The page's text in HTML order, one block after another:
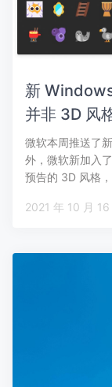
新
并非 3D 风
微软本周推送了
外，微软新加入
预告的 3D 风格